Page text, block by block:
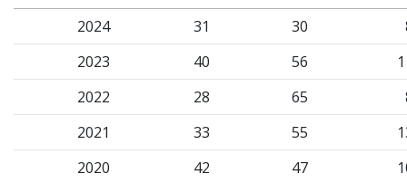
2024 31 30
2023
40 56
2022
28 65
2021
33 55
2020
42 47